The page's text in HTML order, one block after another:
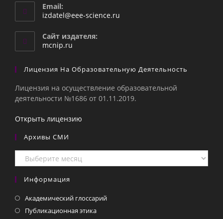
Email:
izdatel@eee-science.ru
Сайт издателя:
mcnip.ru
Лицензия На Образовательную Деятельность
Лицензия на осуществление образовательной
деятельности №1686 от 01.11.2019.
Открыть лицензию
Архивы СМИ
Архивы
СМИ
Информация
Академический глоссарий
Публикационная этика